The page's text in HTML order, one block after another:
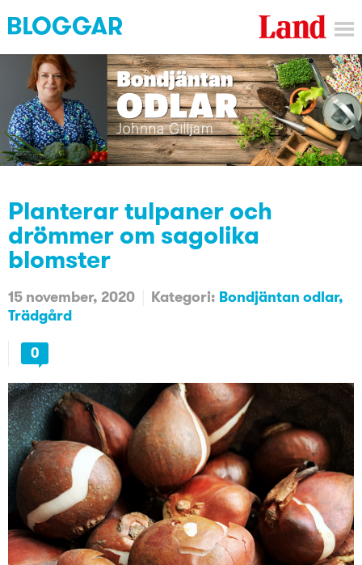
Planterar tulpaner och
drömmer om sagolika
blomster
15 november, 2020 Kategori: Bondjäntan odlar
Trädgård
0